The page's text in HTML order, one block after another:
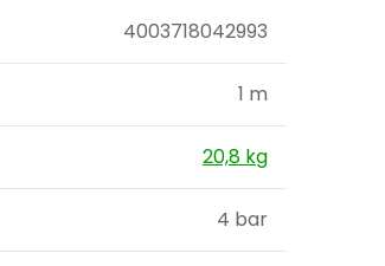
4003718042993
1 m
20,8 kg
4 bar